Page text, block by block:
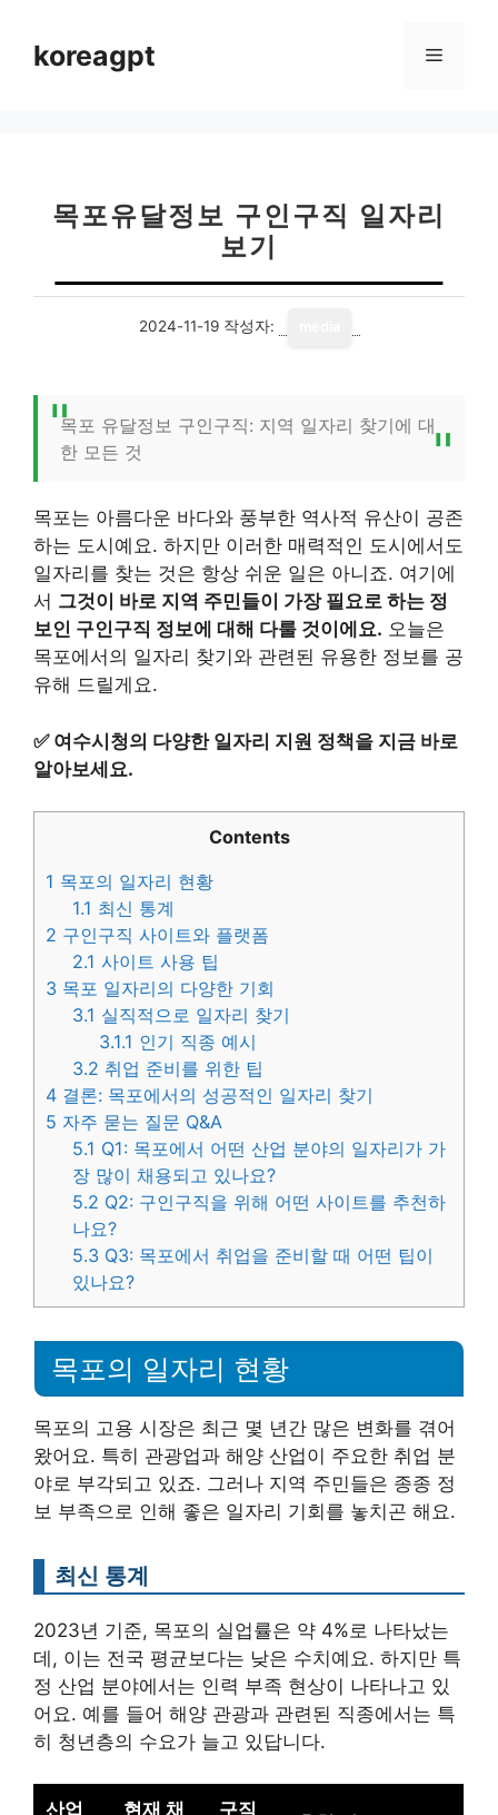
koreagpt 메
목포유달정보 구인구직 일자리
보기
2024-11-19 작성자:
목포 유달정보 구인구직: 지역 일자리 찾기에 대
한 모든 것
목포는 아름다운 바다와 풍부한 역사적 유산이 공존
하는 도시예요. 하지만 이러한 매력적인 도시에서도
일자리를 찾는 것은 항상 쉬운 일은 아니죠. 여기에
서 그것이 바로 지역 주민들이 가장 필요로 하는 정
보인 구인구직 정보에 대해 다룰 것이에요. 오늘은
목포에서의 일자리 찾기와 관련된 유용한 정보를 공
유해 드릴게요.
✅ 여수시청의 다양한 일자리 지원 정책을 지금 바로
알아보세요.
Contents
1 목포의 일자리 현황
1.1 최신 통계
2 구인구직 사이트와 플랫폼
2.1 사이트 사용 팁
3 목포 일자리의 다양한 기회
3.1 실직적으로 일자리 찾기
3.1.1 인기 직종 예시
3.2 취업 준비를 위한 팁
4 결론: 목포에서의 성공적인 일자리 찾기
5 자주 묻는 질문 Q&A
5.1 Q1: 목포에서 어떤 산업 분야의 일자리가 가
장 많이 채용되고 있나요?
5.2 Q2: 구인구직을 위해 어떤 사이트를 추천하
나요?
5.3 Q3: 목포에서 취업을 준비할 때 어떤 팁이
있나요?
목포의 일자리 현황
목포의 고용 시장은 최근 몇 년간 많은 변화를 겪어
왔어요. 특히 관광업과 해양 산업이 주요한 취업 분
야로 부각되고 있죠. 그러나 지역 주민들은 종종 정
보 부족으로 인해 좋은 일자리 기회를 놓치곤 해요.
최신 통계
2023년 기준, 목포의 실업률은 약 4%로 나타났는
데, 이는 전국 평균보다는 낮은 수치예요. 하지만 특
정 산업 분야에서는 인력 부족 현상이 나타나고 있
어요. 예를 들어 해양 관광과 관련된 직종에서는 특
히 청년층의 수요가 늘고 있답니다.
산업
현재 채
구직